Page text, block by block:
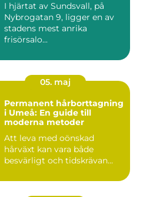
I hjärtat av Sundsvall, på
Nybrogatan 9, ligger en av
stadens mest anrika
frisörsalo...
05. maj
Permanent hårborttagning
i Umeå: En guide till
moderna metoder
Att leva med oönskad
hårväxt kan vara både
besvärligt och tidskrävan...